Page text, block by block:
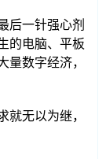
后一针强心剂
的电脑、平板
数字经济，
无以为继，